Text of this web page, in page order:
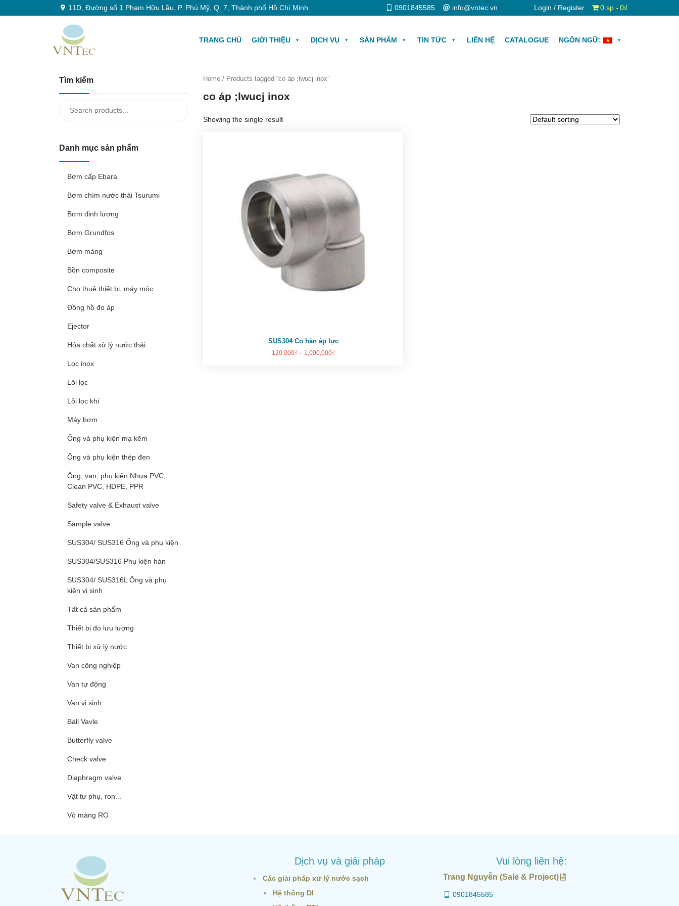
11D, Đường số 1 Phạm Hữu Lầu, P. Phú Mỹ, Q. 7, Thành phố Hồ Chí Minh 0901845585 info@vntec.vn Login / Register 0 sp 0₫
TRANG CHỦ GIỚI THIỆU DỊCH VỤ SẢN PHẨM TIN TỨC LIÊN HỆ CATALOGUE NGÔN NGỮ:
Tìm kiếm
Search
for:
Danh mục sản phẩm
Bơm cấp Ebara
Bơm chìm nước thải Tsurumi
Bơm định lượng
Bơm Grundfos
Bơm màng
Bồn composite
Cho thuê thiết bị, máy móc
Đồng hồ đo áp
Ejector
Hóa chất xử lý nước thải
Lọc inox
Lõi lọc
Lõi lọc khí
Máy bơm
Ống và phụ kiện mạ kẽm
Ống và phụ kiện thép đen
Ống, van, phụ kiện Nhựa PVC,
Clean PVC, HDPE, PPR
Safety valve & Exhaust valve
Sample valve
SUS304/ SUS316 Ống và phụ kiện
SUS304/SUS316 Phụ kiện hàn
SUS304/ SUS316L Ống và phụ
kiện vi sinh
Tất cả sản phẩm
Thiết bị đo lưu lượng
Thiết bị xử lý nước
Van công nghiệp
Van tự động
Van vi sinh
Ball Vavle
Butterfly valve
Check valve
Diaphragm valve
Vật tư phụ, ron...
Vỏ màng RO
Home / Products tagged “co áp ;lwucj inox”
co áp ;lwucj inox
Showing the single result
SUS304 Co hàn áp lực
120,000₫– 1,000,000₫
Dịch vụ và giải pháp
Các giải pháp xử lý nước sạch
Hệ thống DI
Vui lòng liên hệ:
Trang Nguyễn (Sale & Project)
0901845585